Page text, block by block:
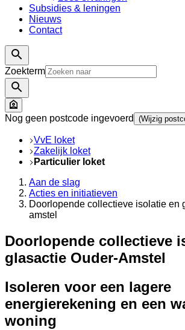
Subsidies & leningen
Nieuws
Contact
Zoekterm
Nog geen postcode ingevoerd (Wijzig
VvE loket
Zakelijk loket
Particulier loket
Aan de slag
Acties en initiatieven
Doorlopende collectieve isolatie en
amstel
Doorlopende collectieve
glasactie Ouder-Amstel
Isoleren voor een lagere
energierekening en een
woning